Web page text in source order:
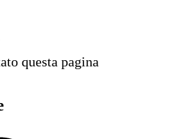
questa pagina